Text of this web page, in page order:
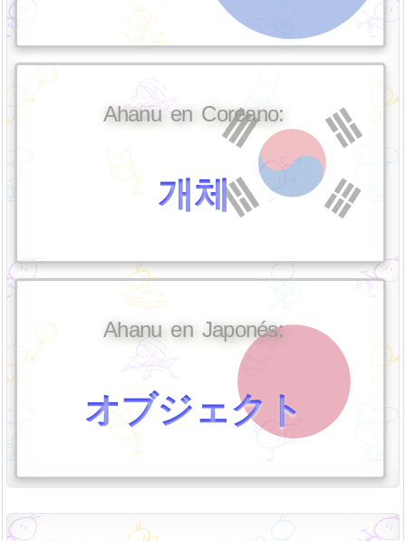
Ahanu en Coreano:
개체
Ahanu en Japonés:
オブジェクト